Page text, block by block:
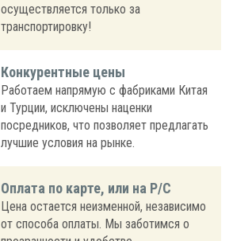
осуществляется только за
транспортировку!
Конкурентные цены
Работаем напрямую с фабриками Китая
и Турции, исключены наценки
посредников, что позволяет предлагать
лучшие условия на рынке.
Оплата по карте, или на Р/С
Цена остается неизменной, независимо
от способа оплаты. Мы заботимся о